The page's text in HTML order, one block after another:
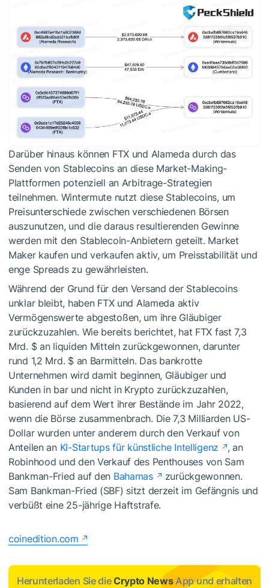
Darüber hinaus können FTX und Alameda durch das
Senden von Stablecoins an diese Market-Making-
Plattformen potenziell an Arbitrage-Strategien
teilnehmen. Wintermute nutzt diese Stablecoins, um
Preisunterschiede zwischen verschiedenen Börsen
auszunutzen, und die daraus resultierenden Gewinne
werden mit den Stablecoin-Anbietern geteilt. Market
Maker kaufen und verkaufen aktiv, um Preisstabilität und
enge Spreads zu gewährleisten.
Während der Grund für den Versand der Stablecoins
unklar bleibt, haben FTX und Alameda aktiv
Vermögenswerte abgestoßen, um ihre Gläubiger
zurückzuzahlen. Wie bereits berichtet, hat FTX fast 7,3
Mrd. $ an liquiden Mitteln zurückgewonnen, darunter
rund 1,2 Mrd. $ an Barmitteln. Das bankrotte
Unternehmen wird damit beginnen, Gläubiger und
Kunden in bar und nicht in Krypto zurückzuzahlen,
basierend auf dem Wert ihrer Bestände im Jahr 2022,
wenn die Börse zusammenbrach. Die 7,3 Milliarden US-
Dollar wurden unter anderem durch den Verkauf von
Anteilen an KI-Startups für künstliche Intelligenz
, an
Robinhood und den Verkauf des Penthouses von Sam
Bankman-Fried auf den Bahamas
zurückgewonnen.
Sam Bankman-Fried (SBF) sitzt derzeit im Gefängnis und
verbüßt eine 25-jährige Haftstrafe.
coinedition.com
Herunterladen Sie dieCrypto NewsApp und erhalten